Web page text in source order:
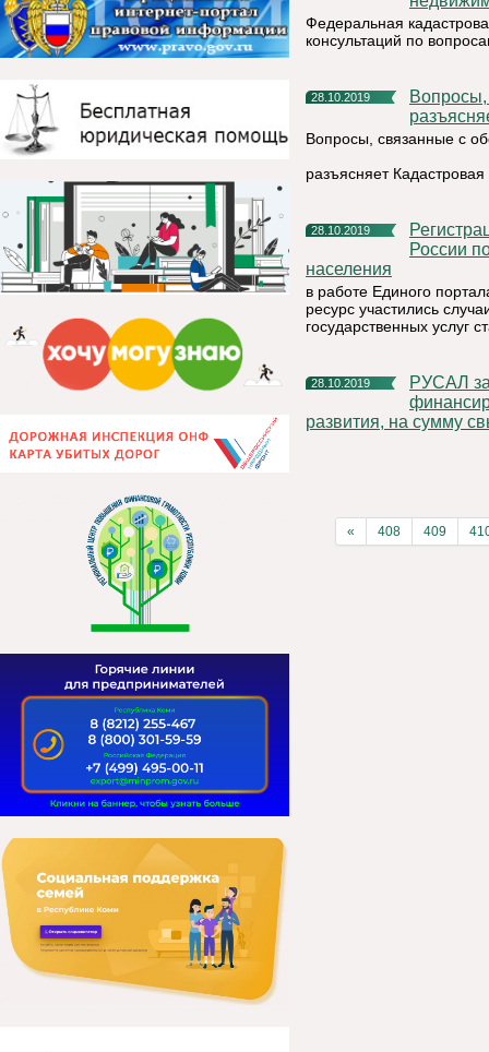
Федеральная
консультаций по
28.10.2019
Вопросы, связанные с оборотом объектов недвижимости,
Вопросы, связанные с
разъясняет Кадастровая
28.10.2019
Регистрационно-экзаменационная группа ГИБДД ОМВД
России
населения
в работе Единого
ресурс участились
государственных услуг
28.10.2019
РУСАЛ заключил синдицированную сделку предэкспортного
развития, на сумму
« 408 409